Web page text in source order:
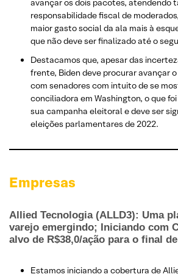
avançar os dois pacotes, atendendo
responsabilidade fiscal de
maior gasto social da ala mais à
que não deve ser finalizado até o
Destacamos que, apesar das
frente, Biden deve procurar avançar
com senadores com intuito de se
conciliadora em Washington, o que
sua campanha eleitoral e deve ser
eleições parlamentares de 2022.
Empresas
Allied Tecnologia (ALLD3): Uma
varejo emergindo; Iniciando com
alvo de R$38,0/ação para o final
Estamos iniciando a cobertura de